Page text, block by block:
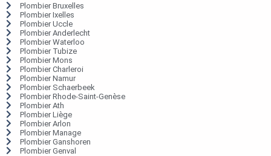
Plombier Bruxelles
Plombier Ixelles
Plombier Uccle
Plombier Anderlecht
Plombier Waterloo
Plombier Tubize
Plombier Mons
Plombier Charleroi
Plombier Namur
Plombier Schaerbeek
Plombier Rhode-Saint-Genèse
Plombier Ath
Plombier Liège
Plombier Arlon
Plombier Manage
Plombier Ganshoren
Plombier Genval